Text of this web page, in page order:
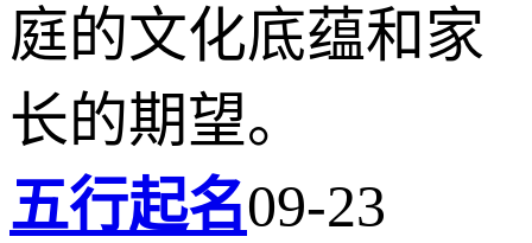
庭的文化底蕴和家
长的期望。
五行起名09-23